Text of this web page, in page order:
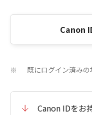
Canon
※ 既にログイン済みの
Canon IDをお